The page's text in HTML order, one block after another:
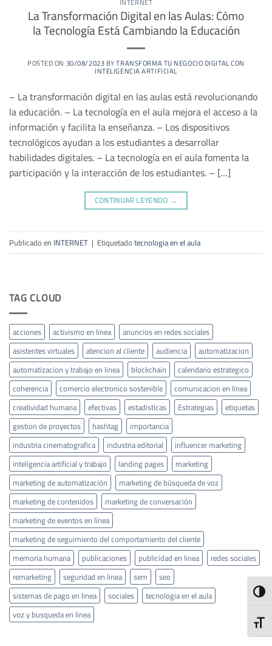
La Transformación Digital en las Aulas: Cómo
la Tecnología Está Cambiando la Educación
POSTED ON 30/08/2023BYTRANSFORMA TU NEGOCIO DIGITAL CON
INTELIGENCIA ARTIFICIAL
– La transformación digital en las aulas está revolucionando
la educación. – La tecnología en el aula mejora el acceso a la
información y facilita la enseñanza. – Los dispositivos
tecnológicos ayudan a los estudiantes a desarrollar
habilidades digitales. – La tecnología en el aula fomenta la
participación y la interacción de los estudiantes. – […]
CONTINUAR LEYENDO →
Publicado en INTERNET | Etiquetadotecnologia en el aula
TAG CLOUD
acciones activismo en linea
anuncios en redes sociales
asistentes virtuales
atencion al cliente audiencia
automatizacion
automatizacion y trabajo en linea
blockchain
calendario estrategico
coherencia
comercio electronico sostenible
comunicacion en linea
creatividad humana
efectivas estadisticas Estrategias
etiquetas
gestion de proyectos
hashtag
importancia
industria cinematografica
industria editorial
influencer marketing
inteligencia artificial y trabajo
landing pages
marketing
marketing de automatización
marketing de búsqueda de voz
marketing de contenidos
marketing de conversación
marketing de eventos en línea
marketing de seguimiento del comportamiento del cliente
memoria humana
publicaciones publicidad en linea
redes sociales
remarketing
seguridad en linea sem
seo
sistemas de pago en linea
sociales
tecnologia en el aula
voz y busqueda en linea